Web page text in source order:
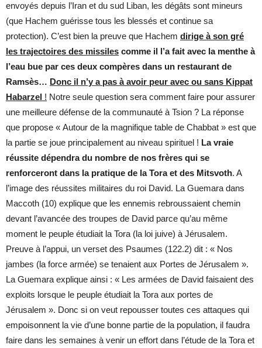
envoyés depuis l’Iran et du sud Liban, les dégâts sont mineurs
(que Hachem guérisse tous les blessés et continue sa
protection). C’est bien la preuve que Hachem dirige à son gré
les trajectoires des missiles comme il l’a fait avec la menthe à
l’eau bue par ces deux compères dans un restaurant de
Ramsès… Donc il n’y a pas à avoir peur avec ou sans Kippat
Habarzel ! Notre seule question sera comment faire pour assurer
une meilleure défense de la communauté à Tsion ? La réponse
que propose « Autour de la magnifique table de Chabbat » est que
la partie se joue principalement au niveau spirituel ! La vraie
réussite dépendra du nombre de nos frères qui se
renforceront dans la pratique de la Tora et des Mitsvoth. A
l’image des réussites militaires du roi David. La Guemara dans
Maccoth (10) explique que les ennemis rebroussaient chemin
devant l’avancée des troupes de David parce qu’au même
moment le peuple étudiait la Tora (la loi juive) à Jérusalem.
Preuve à l’appui, un verset des Psaumes (122.2) dit : « Nos
jambes (la force armée) se tenaient aux Portes de Jérusalem ».
La Guemara explique ainsi : « Les armées de David faisaient des
exploits lorsque le peuple étudiait la Tora aux portes de
Jérusalem ». Donc si on veut repousser toutes ces attaques qui
empoisonnent la vie d’une bonne partie de la population, il faudra
faire dans les semaines à venir un effort dans l’étude de la Tora et